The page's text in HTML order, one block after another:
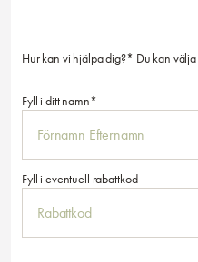
Hur kan vi hjälpa dig?* Du kan
Fyll i ditt namn*
Fyll i eventuell rabattkod